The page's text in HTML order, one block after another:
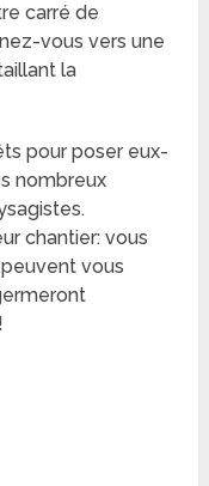
carré de
vous vers une
la
pour poser eux-
nombreux
chantier: vous
vous